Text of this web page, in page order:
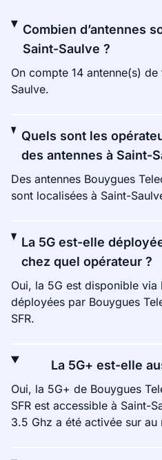
Combien d’antennes
Saint-Saulve ?
On compte 14 antenne(s)
Saulve.
Quels sont les
des antennes à Saint-
Des antennes Bouygues
sont localisées à Saint-
La 5G est-elle
chez quel opérateur ?
Oui, la 5G est disponible via
déployées par Bouygues
SFR.
La 5G+ est-elle
Oui, la 5G+ de Bouygues
SFR est accessible à Saint-
3.5 Ghz a été activée sur au